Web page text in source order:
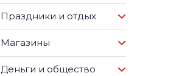
Праздники и отдых
Магазины
Деньги и общество